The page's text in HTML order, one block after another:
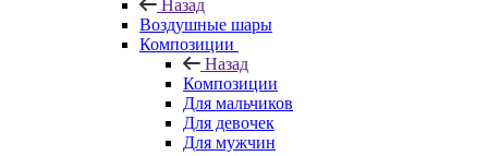
Назад
Воздушные шары
Композиции
Назад
Композиции
Для мальчиков
Для девочек
Для мужчин